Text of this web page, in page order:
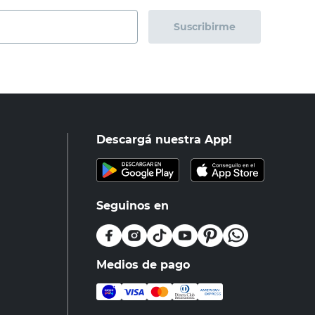
Suscribirme
Descargá nuestra App!
Seguinos en
Medios de pago